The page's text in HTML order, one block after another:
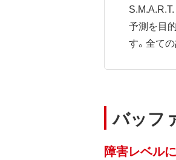
予測を目
す。全て
バッフ
障害レベル